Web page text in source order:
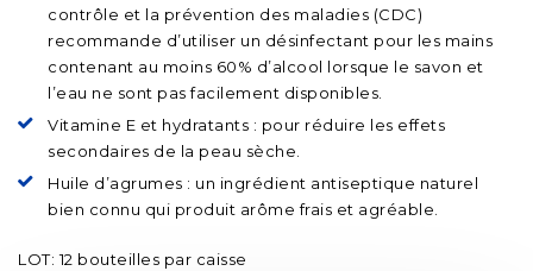
contrôle et la prévention des maladies (CDC)
recommande d’utiliser un désinfectant pour les mains
contenant au moins 60% d’alcool lorsque le savon et
l’eau ne sont pas facilement disponibles.
Vitamine E et hydratants : pour réduire les effets
secondaires de la peau sèche.
Huile d’agrumes : un ingrédient antiseptique naturel
bien connu qui produit arôme frais et agréable.
LOT: 12 bouteilles par caisse